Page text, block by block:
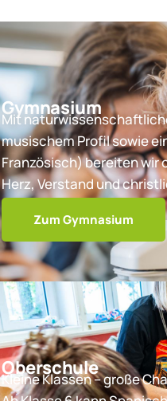
Gymnasium
Mit
musischem Profil sowie
Französisch) bereiten wir
Herz, Verstand und
Zum Gymnasium
Oberschule
Kleine Klassen – große